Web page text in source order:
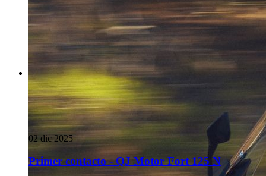
02 dic 2025
Primer contacto - QJ Motor Fort 125 N